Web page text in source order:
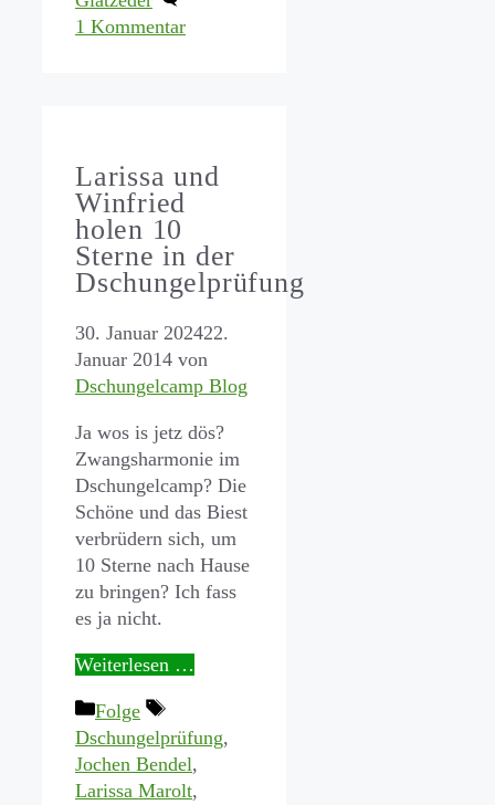
1 Kommentar
Larissa und
Winfried
holen 10
Sterne in der
Dschungelprüfung
30. Januar 202422.
Januar 2014 von
Dschungelcamp Blog
Ja wos is jetz dös?
Zwangsharmonie im
Dschungelcamp? Die
Schöne und das Biest
verbrüdern sich, um
10 Sterne nach Hause
zu bringen? Ich fass
es ja nicht.
Weiterlesen …
Kategorien
Folge
Schlagwörter
Dschungelprüfung,
Jochen Bendel,
Larissa Marolt,